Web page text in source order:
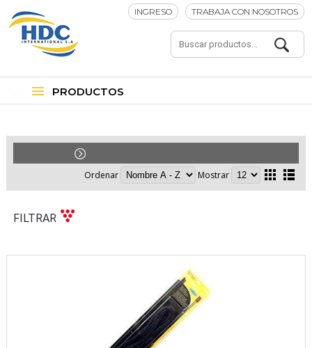
INGRESO TRABAJA CON NOSOTROS
PRODUCTOS
Ordenar Mostrar
FILTRAR